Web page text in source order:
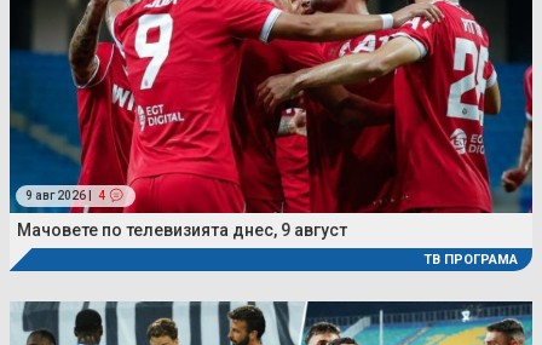
9 авг 2026 | 4
Мачовете по телевизията днес, 9 август
ТВ ПРОГРАМА